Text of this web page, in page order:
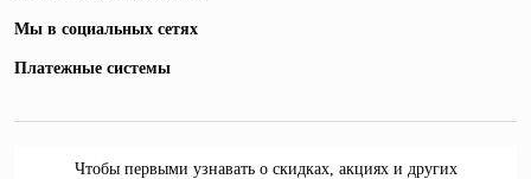
Мы в социальных сетях
Платежные системы
Чтобы первыми узнавать о скидках, акциях и других